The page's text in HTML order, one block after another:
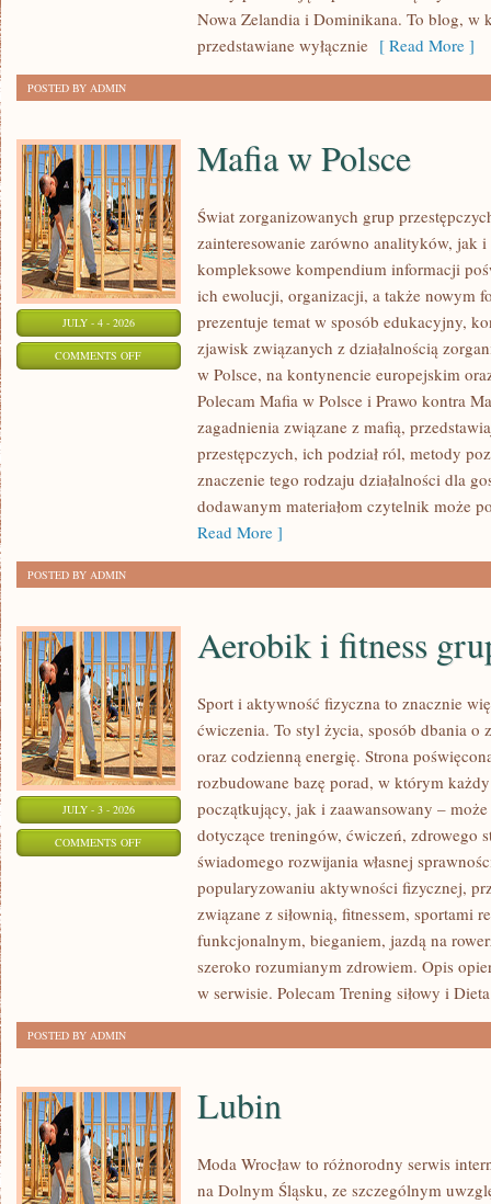
Nowa Zelandia i Dominikana. To blog, w
przedstawiane wyłącznie [ Read More ]
POSTED BY ADMIN
JULY - 4 - 2026
COMMENTS OFFON
Mafia w Polsce
Świat zorganizowanych grup
zainteresowanie zarówno analityków, jak
kompleksowe kompendium informacji
ich ewolucji, organizacji, a także nowym
prezentuje temat w sposób edukacyjny,
zjawisk związanych z działalnością
w Polsce, na kontynencie europejskim
Polecam Mafia w Polsce i Prawo kontra
zagadnienia związane z mafią,
przestępczych, ich podział ról, metody
znaczenie tego rodzaju działalności dla
dodawanym materiałom czytelnik może
Read More ]
POSTED BY ADMIN
JULY - 3 - 2026
COMMENTS OFFON
Aerobik i fitness
Sport i aktywność fizyczna to znacznie
ćwiczenia. To styl życia, sposób dbania o
oraz codzienną energię. Strona
rozbudowane bazę porad, w którym
początkujący, jak i zaawansowany –
dotyczące treningów, ćwiczeń, zdrowego
świadomego rozwijania własnej
popularyzowaniu aktywności fizycznej,
związane z siłownią, fitnessem, sportami
funkcjonalnym, bieganiem, jazdą na
szeroko rozumianym zdrowiem. Opis
w serwisie. Polecam Trening siłowy i
POSTED BY ADMIN
Lubin
Moda Wrocław to różnorodny serwis
na Dolnym Śląsku, ze szczególnym